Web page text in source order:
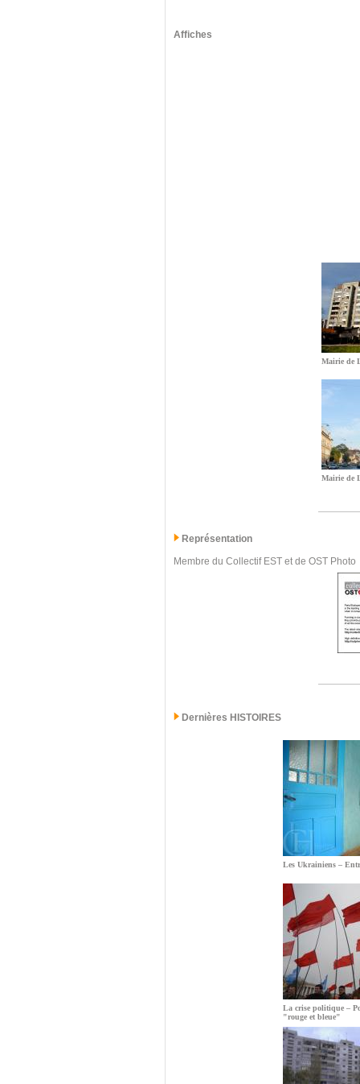
Affiches
Mairie de
Mairie de
Représentation
Membre du Collectif EST et de OST Photo
Dernières HISTOIRES
Les Ukrainiens –
La crise politique –
"rouge et bleue"